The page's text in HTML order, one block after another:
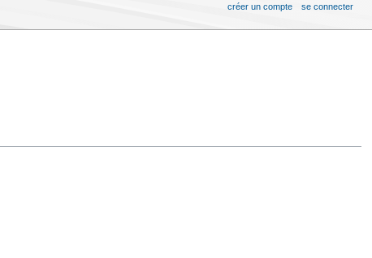
créer un compte se connecter